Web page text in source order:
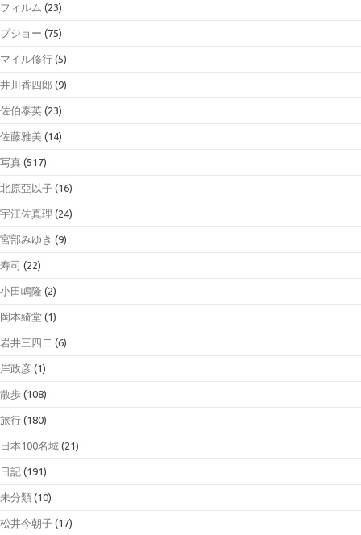
フィルム (23)
プジョー (75)
マイル修行 (5)
井川香四郎 (9)
佐伯泰英 (23)
佐藤雅美 (14)
写真 (517)
北原亞以子 (16)
宇江佐真理 (24)
宮部みゆき (9)
寿司 (22)
小田嶋隆 (2)
岡本綺堂 (1)
岩井三四二 (6)
岸政彦 (1)
散歩 (108)
旅行 (180)
日本100名城 (21)
日記 (191)
未分類 (10)
松井今朝子 (17)